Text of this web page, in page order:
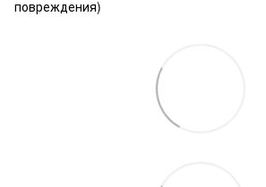
повреждения)